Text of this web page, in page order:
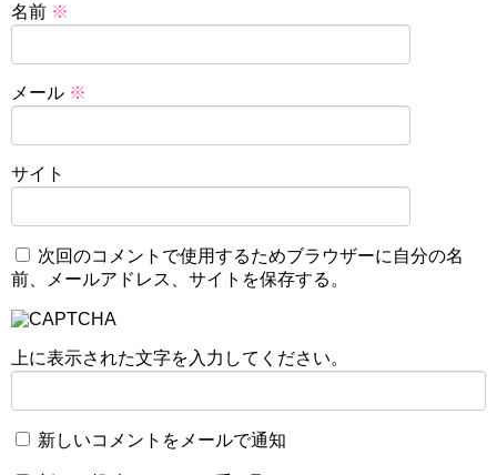
名前 ※
メール ※
サイト
次回のコメントで使用するためブラウザーに自分の名
前、メールアドレス、サイトを保存する。
上に表示された文字を入力してください。
新しいコメントをメールで通知